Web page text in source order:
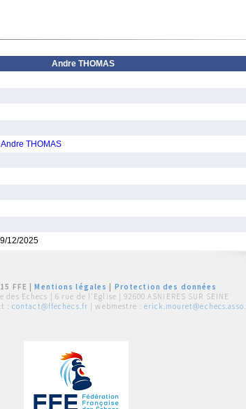
Andre THOMAS
THOMAS
12/2025
FFE |Mentions légales
Protection des données
des Echecs | 6 rue de l'Eglise | 92600 ASNIERES SUR SEINE
: contact@ffechecs.fr | webmestre :